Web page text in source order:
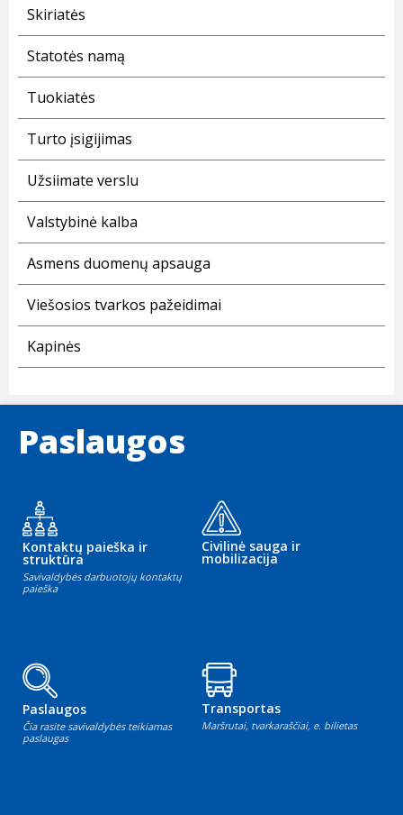
Skiriatės
Statotės namą
Tuokiatės
Turto įsigijimas
Užsiimate verslu
Valstybinė kalba
Asmens duomenų apsauga
Viešosios tvarkos pažeidimai
Kapinės
Paslaugos
Kontaktų paieška ir
struktūra
Savivaldybės darbuotojų kontaktų
paieška
Civilinė sauga ir
mobilizacija
Paslaugos
Čia rasite savivaldybės teikiamas
paslaugas
Transportas
Maršrutai, tvarkaraščiai, e. bilietas